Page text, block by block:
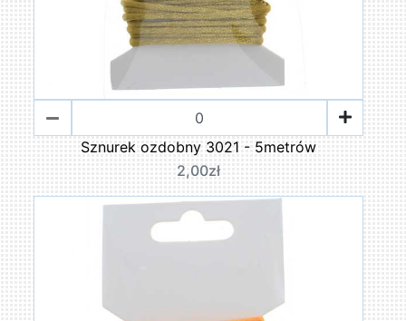
Sznurek ozdobny 3021 - 5metrów
2,00zł